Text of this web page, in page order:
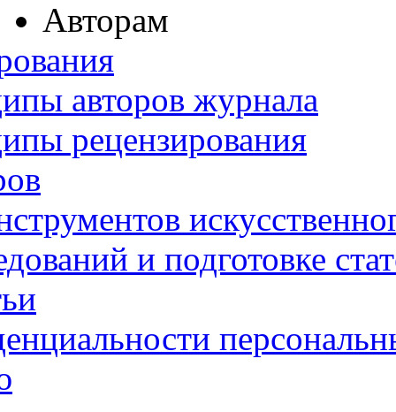
Авторам
авторов журнала
рецензирования
и подготовке